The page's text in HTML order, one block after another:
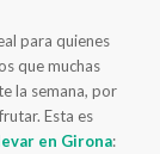
para quienes
que muchas
la semana, por
Esta es
en Girona: